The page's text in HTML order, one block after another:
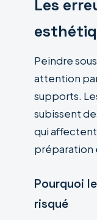
Les
Peindre
attention
supports.
subissent
qui
préparation
Pourquoi
risqué